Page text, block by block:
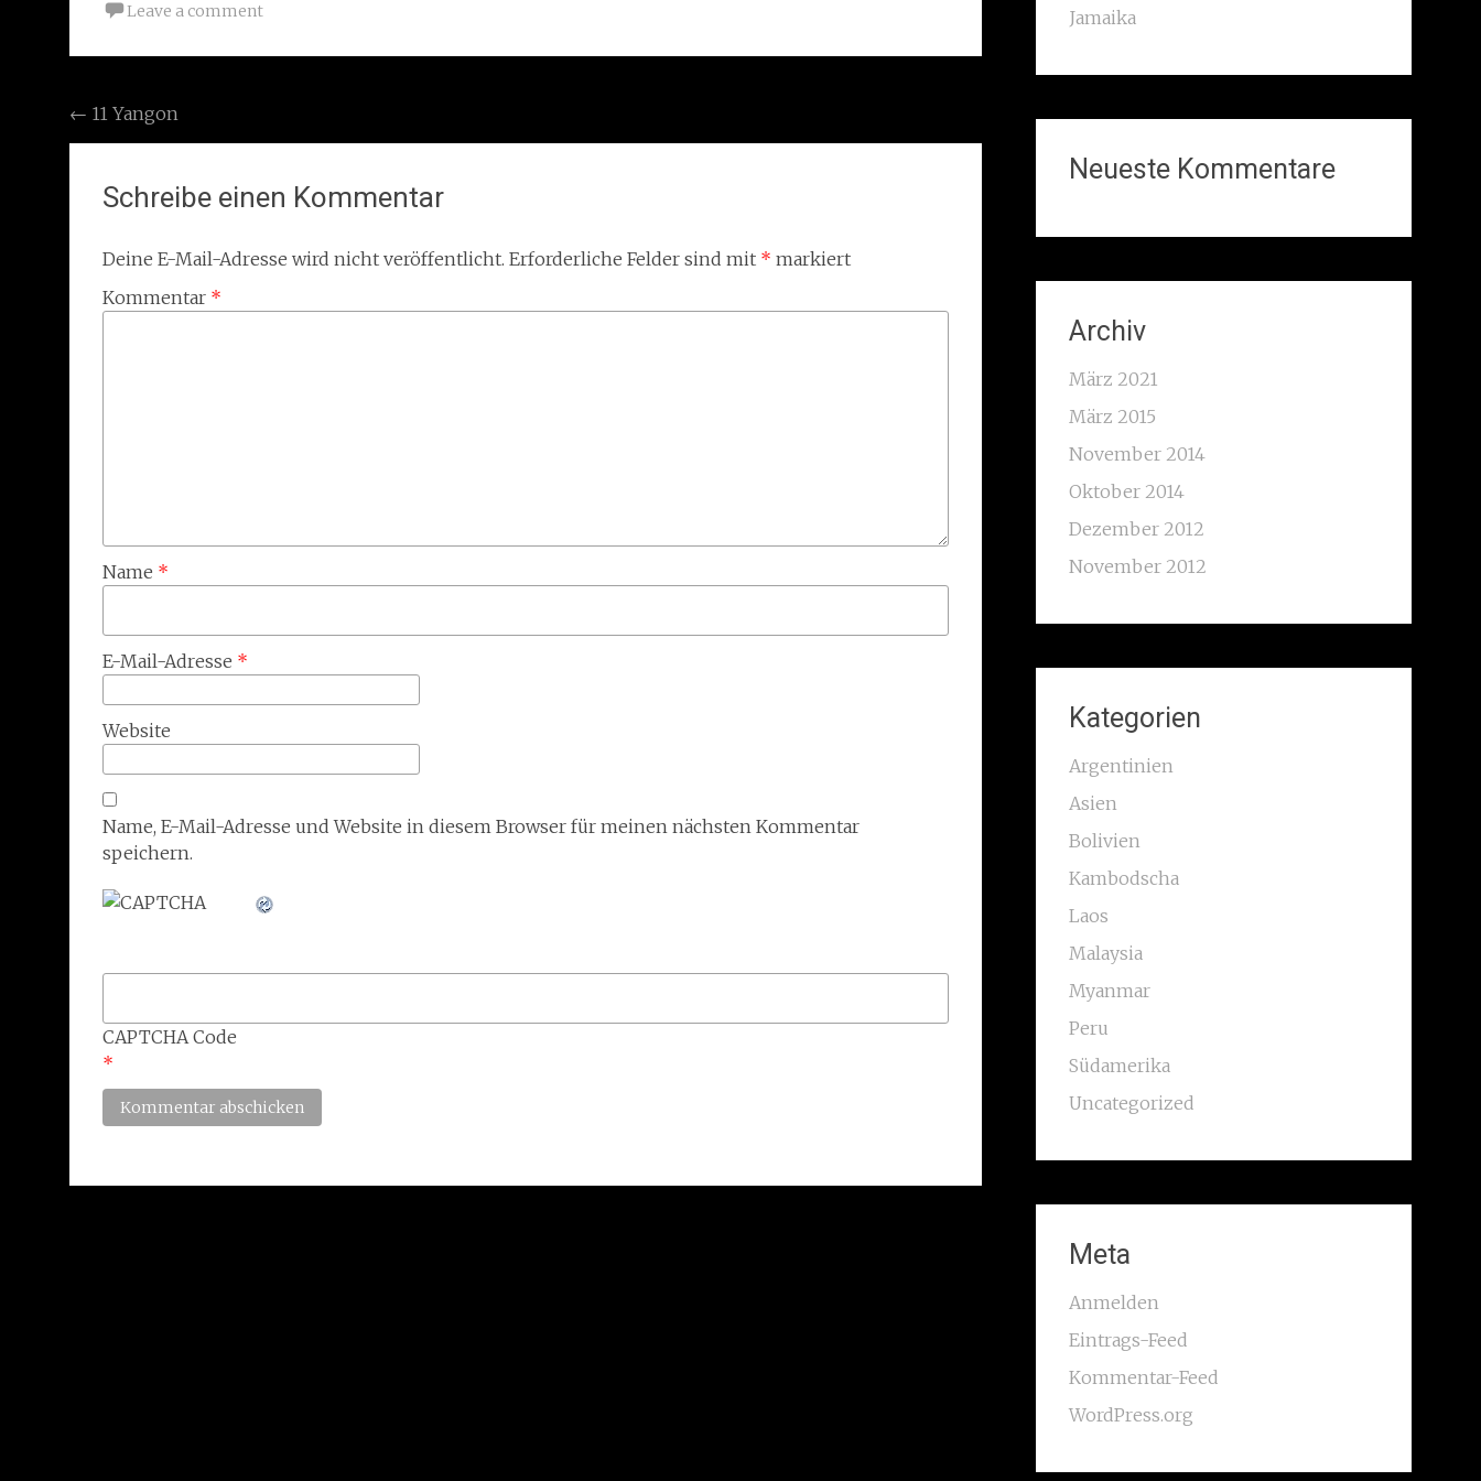
Leave a comment
Post
navigation
← 11 Yangon
Schreibe einen Kommentar
Deine E-Mail-Adresse wird nicht veröffentlicht. Erforderliche Felder sind mit * markiert
Kommentar *
Name *
E-Mail-Adresse *
Website
Name, E-Mail-Adresse und Website in diesem Browser für meinen nächsten Kommentar
speichern.
CAPTCHA Code
*
Jamaika
Neueste Kommentare
Archiv
März 2021
März 2015
November 2014
Oktober 2014
Dezember 2012
November 2012
Kategorien
Argentinien
Asien
Bolivien
Kambodscha
Laos
Malaysia
Myanmar
Peru
Südamerika
Uncategorized
Meta
Anmelden
Eintrags-Feed
Kommentar-Feed
WordPress.org